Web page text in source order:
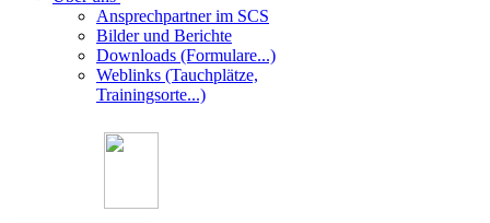
Ansprechpartner im SCS
Bilder und Berichte
Downloads (Formulare...)
Weblinks (Tauchplätze,
Trainingsorte...)